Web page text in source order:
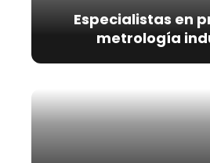
Especialistas en
metrología